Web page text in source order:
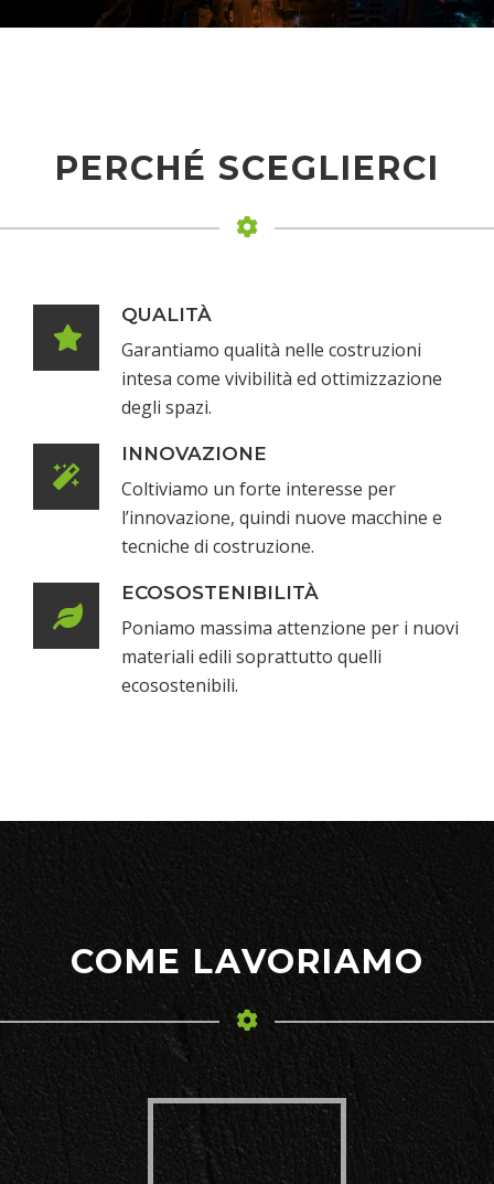
PERCHÉ SCEGLIERCI
QUALITÀ
Garantiamo qualità nelle costruzioni
intesa come vivibilità ed ottimizzazione
degli spazi.
INNOVAZIONE
Coltiviamo un forte interesse per
l’innovazione, quindi nuove macchine e
tecniche di costruzione.
ECOSOSTENIBILITÀ
Poniamo massima attenzione per i nuovi
materiali edili soprattutto quelli
ecosostenibili.
COME LAVORIAMO